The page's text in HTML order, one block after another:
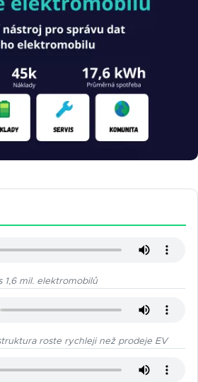
1,6 mil. elektromobilů
roste rychleji než prodeje EV